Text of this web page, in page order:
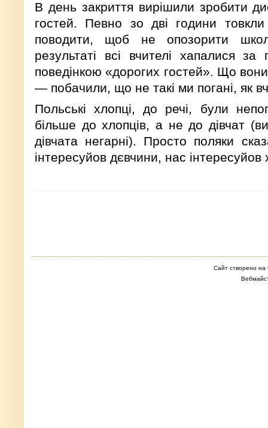
В день закриття вирішили зробити
гостей. Певно зо дві години
поводити, щоб не опозорити
результаті всі вчителі хапалися за
поведінкою «дорогих гостей». Що
— побачили, що не такі ми погані, як
Польські хлопці, до речі, були
більше до хлопців, а не до дівчат
дівчата негарні). Просто поляки
інтересуйов дєвчини, нас
Сайт створено на